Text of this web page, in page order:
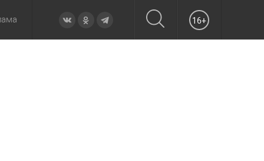
16+